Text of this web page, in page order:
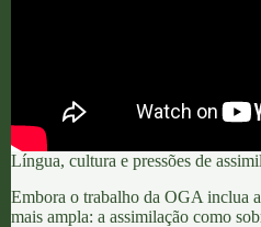
Língua, cultura e pressões de
Embora o trabalho da OGA inclua
mais ampla: a assimilação como